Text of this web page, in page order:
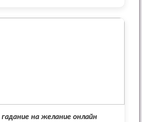
на желание онлайн